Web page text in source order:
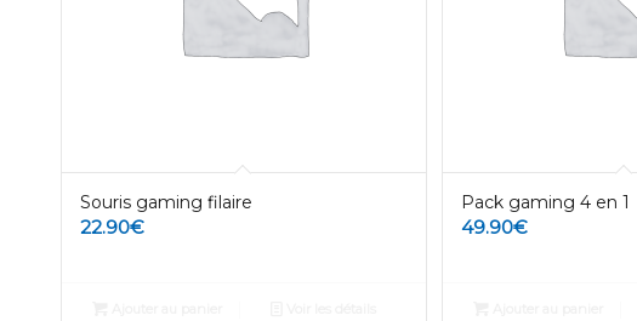
Souris gaming filaire
22.90€
Pack gaming 4 en 1
49.90€